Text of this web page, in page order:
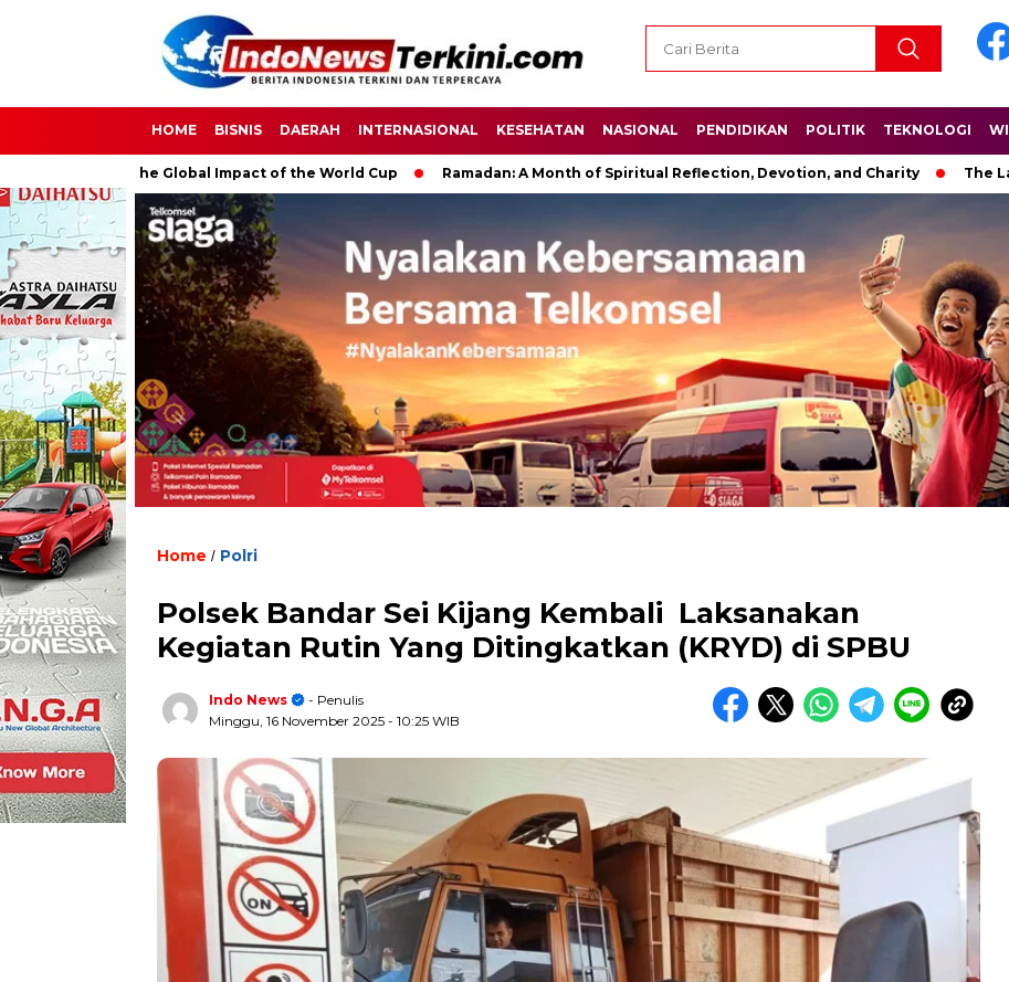
HOME BISNIS DAERAH INTERNASIONAL KESEHATAN NASIONAL PENDIDIKAN POLITIK TEKNOLOGI
The Global Impact of the World Cup Ramadan: A Month of Spiritual Reflection, Devotion, and Charity The Latest
Home / Polri
Polsek Bandar Sei Kijang Kembali Laksanakan
Kegiatan Rutin Yang Ditingkatkan (KRYD) di SPBU
Indo News
- Penulis
Minggu, 16 November 2025 - 10:25 WIB